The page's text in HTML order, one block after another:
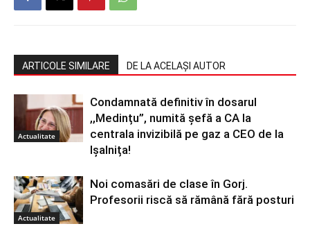
ARTICOLE SIMILARE DE LA ACELAȘI AUTOR
Actualitate
Condamnată definitiv în dosarul
,,Medințu”, numită șefă a CA la
centrala invizibilă pe gaz a CEO de la
Ișalnița!
Actualitate
Noi comasări de clase în Gorj.
Profesorii riscă să rămână fără posturi